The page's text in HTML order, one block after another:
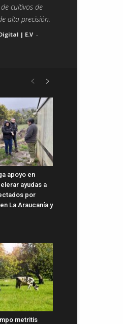
cultivos de
alta precisión.
| E.V -
apoyo en
ayudas a
por
La Araucanía y
metritis